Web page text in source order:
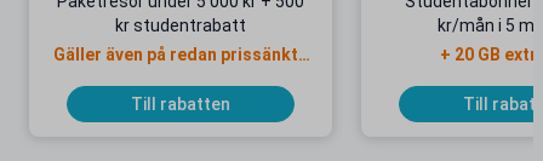
kr studentrabatt
Gäller även på redan prissänkta
Till rabatten
kr/mån i 5
+ 20 GB
Till